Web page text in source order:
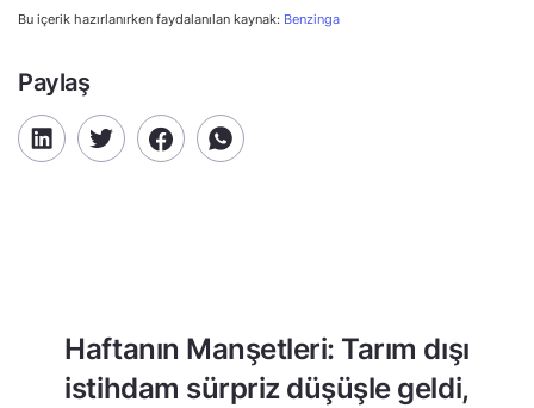
Bu içerik hazırlanırken faydalanılan kaynak: Benzinga
Paylaş
Haftanın Manşetleri: Tarım dışı
istihdam sürpriz düşüşle geldi,